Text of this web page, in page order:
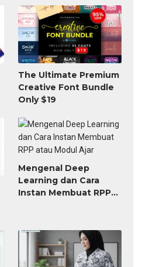
The Ultimate Premium
Creative Font Bundle
Only $19
Mengenal Deep
Learning dan Cara
Instan Membuat RPP